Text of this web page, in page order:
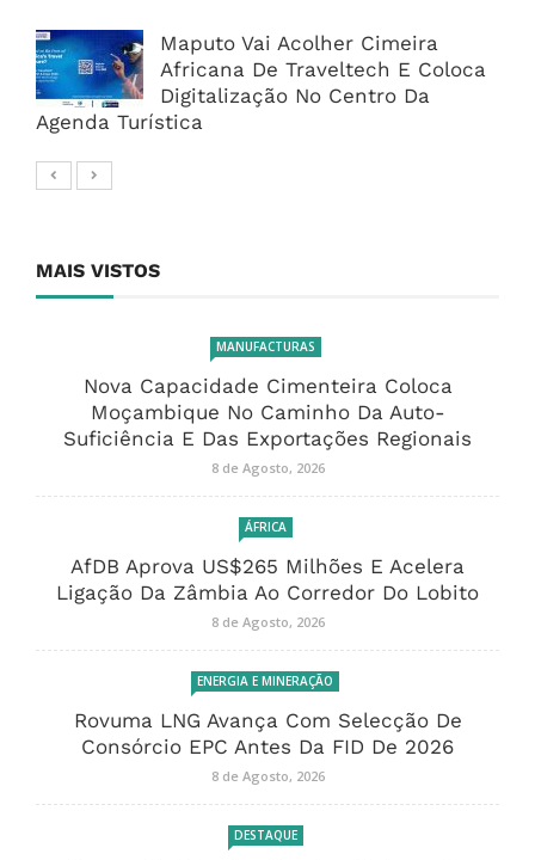
Maputo Vai Acolher Cimeira
Africana De Traveltech E Coloca
Digitalização No Centro Da
Agenda Turística
MAIS VISTOS
MANUFACTURAS
Nova Capacidade Cimenteira Coloca
Moçambique No Caminho Da Auto-
Suficiência E Das Exportações Regionais
8 de Agosto, 2026
ÁFRICA
AfDB Aprova US$265 Milhões E Acelera
Ligação Da Zâmbia Ao Corredor Do Lobito
8 de Agosto, 2026
ENERGIA E MINERAÇÃO
Rovuma LNG Avança Com Selecção De
Consórcio EPC Antes Da FID De 2026
8 de Agosto, 2026
DESTAQUE